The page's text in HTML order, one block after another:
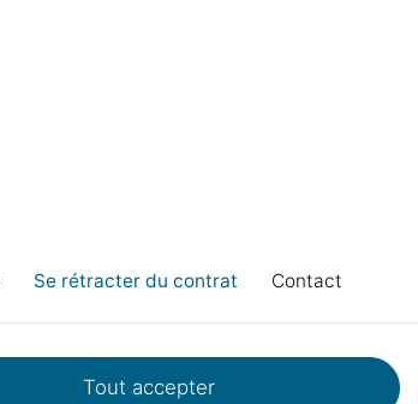
Se rétracter du contrat Contact
Tout accepter